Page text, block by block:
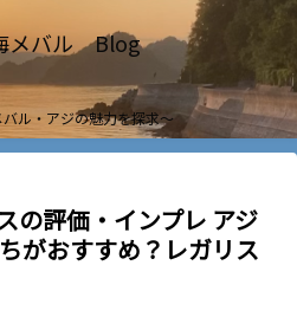
メバル Blog
ル・アジの魅力を探求～
の評価・インプレ アジ
がおすすめ？レガリス